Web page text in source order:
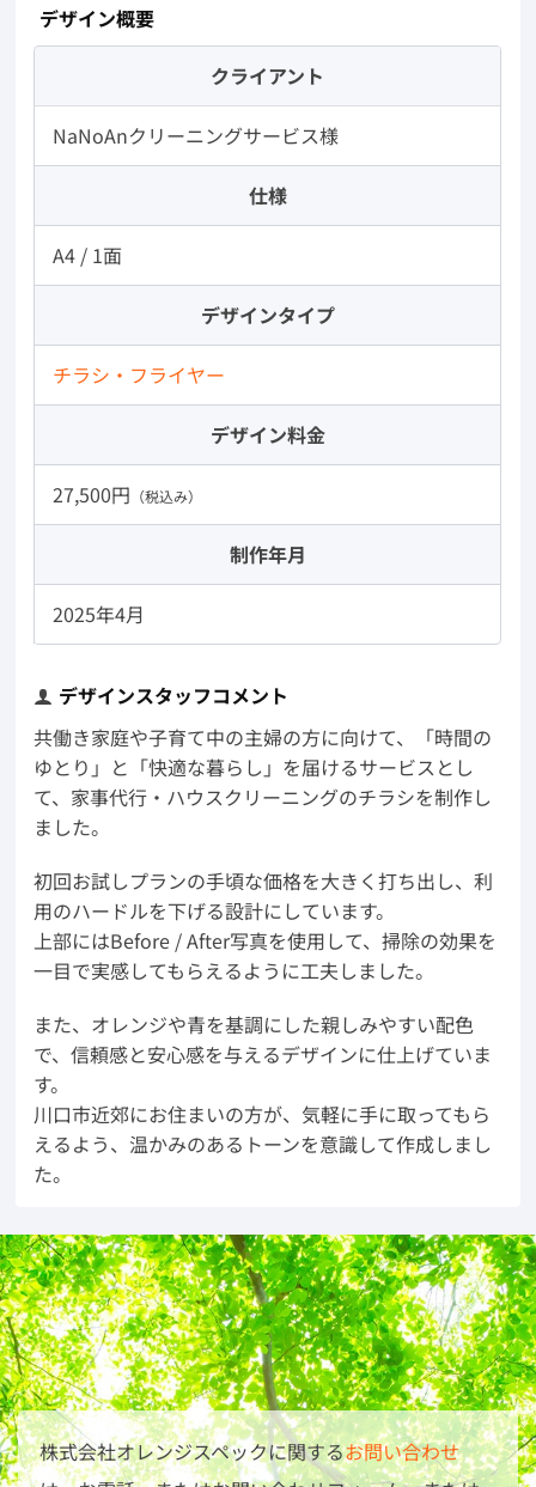
デザイン概要
クライアント
NaNoAnクリーニングサービス様
仕様
A4 / 1面
デザインタイプ
チラシ・フライヤー
デザイン料金
27,500円 （税込み）
制作年月
2025年4月
デザインスタッフコメント
共働き家庭や子育て中の主婦の方に向けて、「時間の
ゆとり」と「快適な暮らし」を届けるサービスとし
て、家事代行・ハウスクリーニングのチラシを制作し
ました。
初回お試しプランの手頃な価格を大きく打ち出し、利
用のハードルを下げる設計にしています。
上部にはBefore / After写真を使用して、掃除の効果を
一目で実感してもらえるように工夫しました。
また、オレンジや青を基調にした親しみやすい配色
で、信頼感と安心感を与えるデザインに仕上げていま
す。
川口市近郊にお住まいの方が、気軽に手に取ってもら
えるよう、温かみのあるトーンを意識して作成しまし
た。
株式会社オレンジスペックに関するお問い合わせ